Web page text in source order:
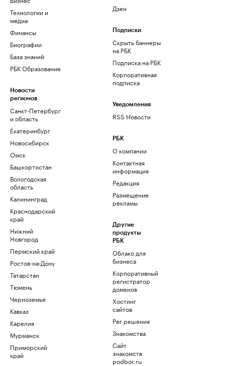
Технологии и
медиа
Финансы
Биографии
База знаний
РБК Образование
Новости
регионов
Санкт-Петербург
и область
Екатеринбург
Новосибирск
Омск
Башкортостан
Вологодская
область
Калининград
Краснодарский
край
Нижний
Новгород
Пермский край
Ростов-на-Дону
Татарстан
Тюмень
Черноземье
Кавказ
Карелия
Мурманск
Приморский
край
Дзен
Подписки
Скрыть баннеры
на РБК
Подписка на РБК
Корпоративная
подписка
Уведомления
RSS Новости
РБК
О компании
Контактная
информация
Редакция
Размещение
рекламы
Другие
продукты
РБК
Облако для
бизнеса
Корпоративный
регистратор
доменов
Хостинг
сайтов
Рег.решения
Знакомства
Сайт
знакомств
podbor.ru